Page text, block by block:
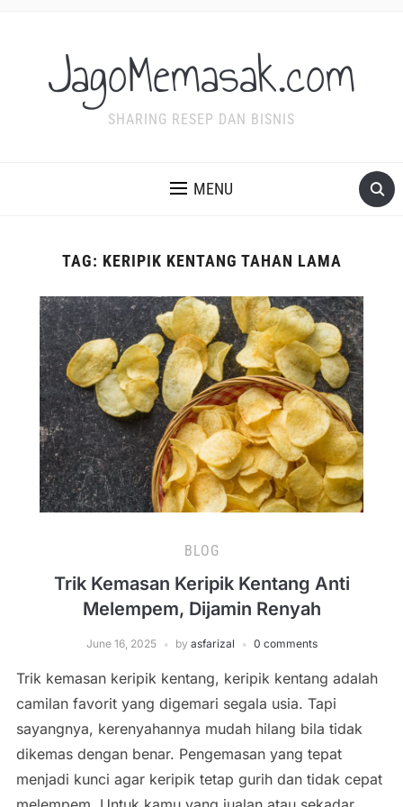
JagoMemasak.com
SHARING RESEP DAN BISNIS
MENU
TAG: KERIPIK KENTANG TAHAN LAMA
BLOG
Trik Kemasan Keripik Kentang Anti
Melempem, Dijamin Renyah
June 16, 2025 by asfarizal 0 comments
Trik kemasan keripik kentang, keripik kentang adalah
camilan favorit yang digemari segala usia. Tapi
sayangnya, kerenyahannya mudah hilang bila tidak
dikemas dengan benar. Pengemasan yang tepat
menjadi kunci agar keripik tetap gurih dan tidak cepat